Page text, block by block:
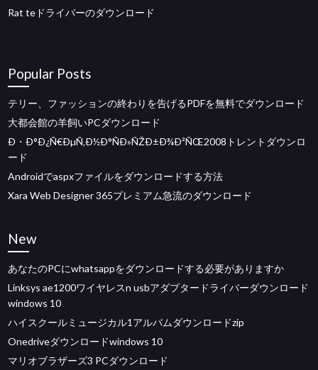
Rat teドライバーのダウンロード
Popular Posts
テリー、ファッションの終わりを告げるPDFを無料でダウンロード
大都会館の羊飼いPCダウンロード
Ð・Ð°Ð¿Ñ€ÐµÑ‚Ð½Ð°ÑÐ»ÑŽÐ±Ð¾Ð²ÑŒ2008トレントダウンロ
ード
Androidでaspxファイルをダウンロードする方法
Xara Web Designer 365プレミアム急流のダウンロード
New
あなたのPCにwhatsappをダウンロードする必要がありますか
Linksys ae1200ワイヤレスn usbアダプタードライバーダウンロード
windows 10
ハイスクールミュージカル1アルバムダウンロードzip
Onedriveダウンロードwindows 10
マリオブラザーズ3 PCダウンロード